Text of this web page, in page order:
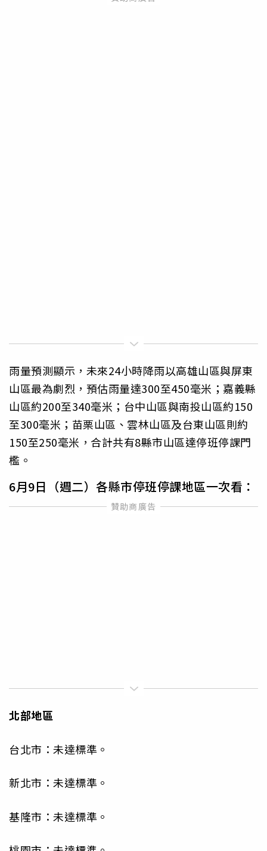
雨量預測顯示，未來24小時降雨以高雄山區與屏東
山區最為劇烈，預估雨量達300至450毫米；嘉義縣
山區約200至340毫米；台中山區與南投山區約150
至300毫米；苗栗山區、雲林山區及台東山區則約
150至250毫米，合計共有8縣市山區達停班停課門
檻。
6月9日（週二）各縣市停班停課地區一次看：
北部地區
台北市：未達標準。
新北市：未達標準。
基隆市：未達標準。